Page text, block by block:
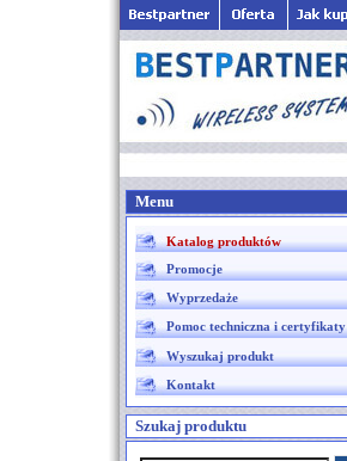
Menu
Katalog produktów
Promocje
Wyprzedaże
Pomoc techniczna i certyfikaty
Wyszukaj produkt
Kontakt
Szukaj produktu